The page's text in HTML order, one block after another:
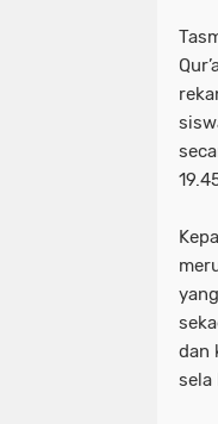
dan
sela